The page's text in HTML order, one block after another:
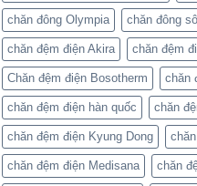
chăn đông Olympia chăn đông
chăn đệm điện Akira chăn đệm
Chăn đệm điện Bosotherm chăn
chăn đệm điện hàn quốc chăn
chăn đệm điện Kyung Dong
chăn đệm điện Medisana chăn